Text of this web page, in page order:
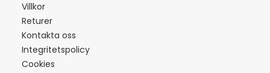
Villkor
Returer
Kontakta oss
Integritetspolicy
Cookies